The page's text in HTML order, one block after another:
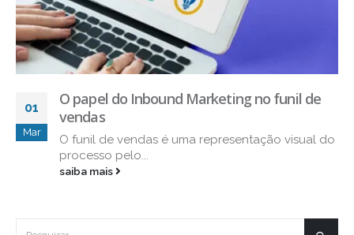
01
Mar
O papel do Inbound Marketing no funil de
vendas
O funil de vendas é uma representação visual do
processo pelo...
saiba mais